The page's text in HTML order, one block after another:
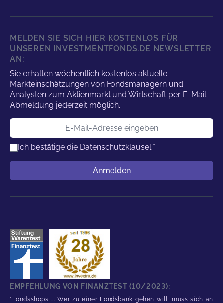
MELDEN SIE SICH HIER KOSTENLOS FÜR
UNSEREN INVESTMENTFONDS.DE NEWSLETTER
AN:
Sie erhalten wöchentlich kostenlos aktuelle
Markteinschätzungen von Fondsmanagern und
Analysten zum Aktienmarkt und Wirtschaft per E-Mail.
Abmeldung jederzeit möglich.
E-Mail-Adresse
Ich bestätige die Datenschutzklausel.*
Anmelden
EMPFEHLUNG VON FINANZTEST (10/2023):
"Fondsshops ... Wer zu einer Fondsbank gehen will, muss sich an